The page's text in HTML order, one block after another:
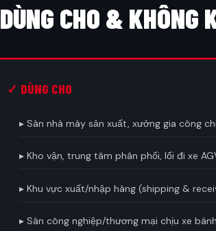
DÙNG CHO & KHÔNG
✓ DÙNG CHO
▸ Sàn nhà máy sản xuất, xưởng gia công
▸ Kho vận, trung tâm phân phối, lối đi xe
▸ Khu vực xuất/nhập hàng (shipping &
▸ Sàn công nghiệp/thương mại chịu xe